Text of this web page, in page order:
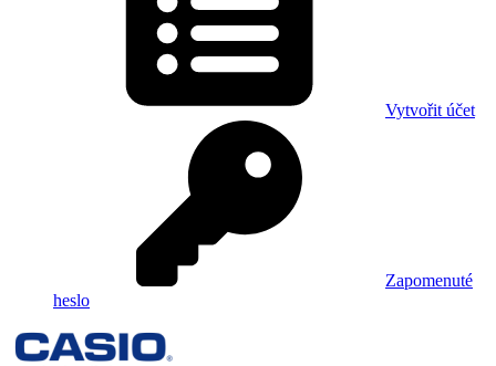
Vytvořit účet
Zapomenuté
heslo